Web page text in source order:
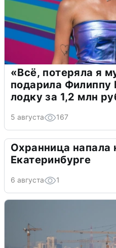
«Всё, потеряла я
подарила Филиппу
лодку за 1,2 млн
5 августа 167
Охранница напала
Екатеринбурге
6 августа 1